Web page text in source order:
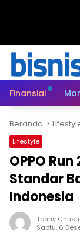
Finansial
Beranda
Lifestyle
OPPO
Standar
Indonesia
Tonny
Sabtu, 6